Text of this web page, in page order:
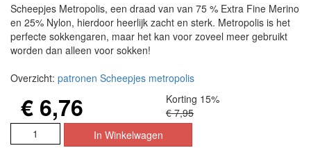
Scheepjes Metropolis, een draad van van 75 % Extra Fine Merino
en 25% Nylon, hierdoor heerlijk zacht en sterk. Metropolis is het
perfecte sokkengaren, maar het kan voor zoveel meer gebruikt
worden dan alleen voor sokken!
Overzicht: patronen Scheepjes metropolis
€ 6,76
Korting 15%
€ 7,95